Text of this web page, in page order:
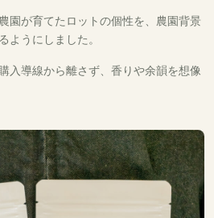
園が育てたロットの個性を、農園背景
ようにしました。
入導線から離さず、香りや余韻を想像